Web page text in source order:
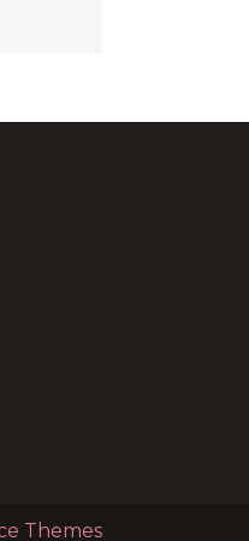
Themes